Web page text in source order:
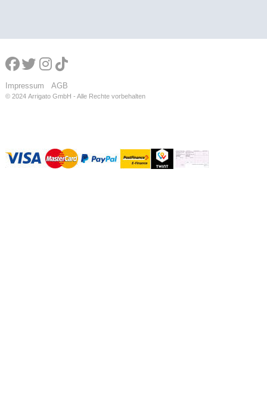
Impressum AGB
© 2024 Arrigato GmbH - Alle Rechte vorbehalten